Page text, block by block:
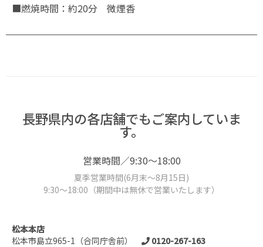
■燃焼時間：約20分 微煙香
長野県内の各店舗でもご案内していま
す。
営業時間／9:30～18:00
夏季営業時間(6月末～8月15日)
9:30～18:00（期間中は無休で営業いたします）
松本本店
松本市島立965-1（合同庁舎前）
0120-267-163